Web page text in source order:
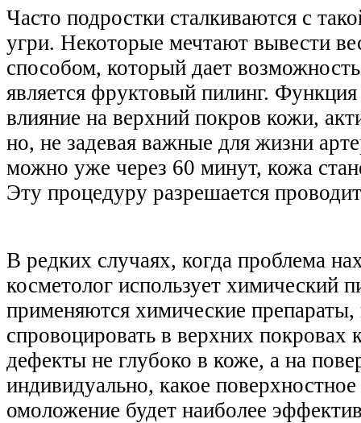
Часто подростки сталкиваются с
угри. Некоторые мечтают вывести
способом, который дает
является фруктовый пилинг.
влияние на верхний покров кожи,
но, не задевая важные для жизни
можно уже через 60 минут, кожа
Эту процедуру разрешается
В редких случаях, когда проблема
косметолог использует химический
применяются химические
спровоцировать в верхних
дефекты не глубоко в коже, а на
индивидуально, какое
омоложение будет наиболее